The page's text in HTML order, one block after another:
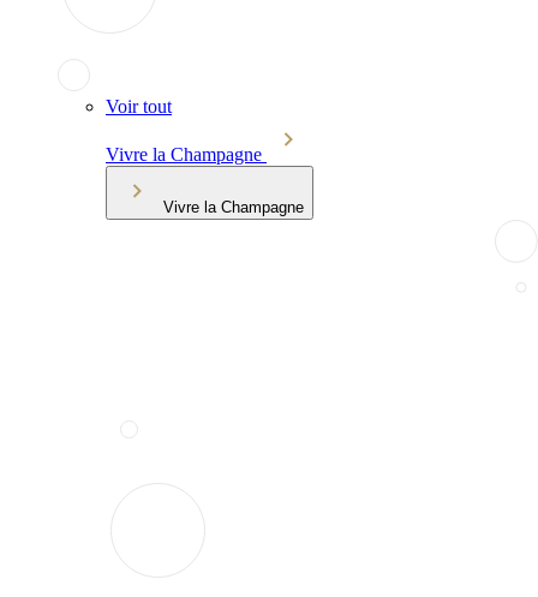
Voir tout
Vivre la Champagne
Vivre la Champagne